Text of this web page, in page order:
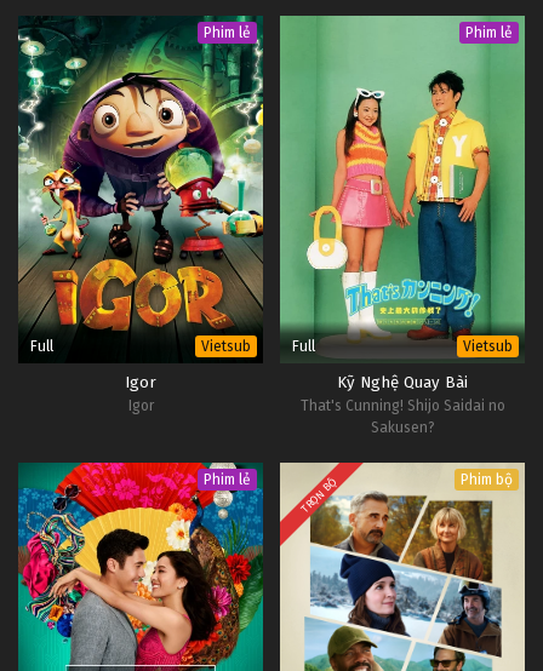
Phim lẻ
Full Vietsub
Igor
Igor
Phim lẻ
Full Vietsub
Kỹ Nghệ Quay Bài
That's Cunning! Shijo Saidai no
Sakusen?
Phim lẻ TRỌN BỘ Phim bộ